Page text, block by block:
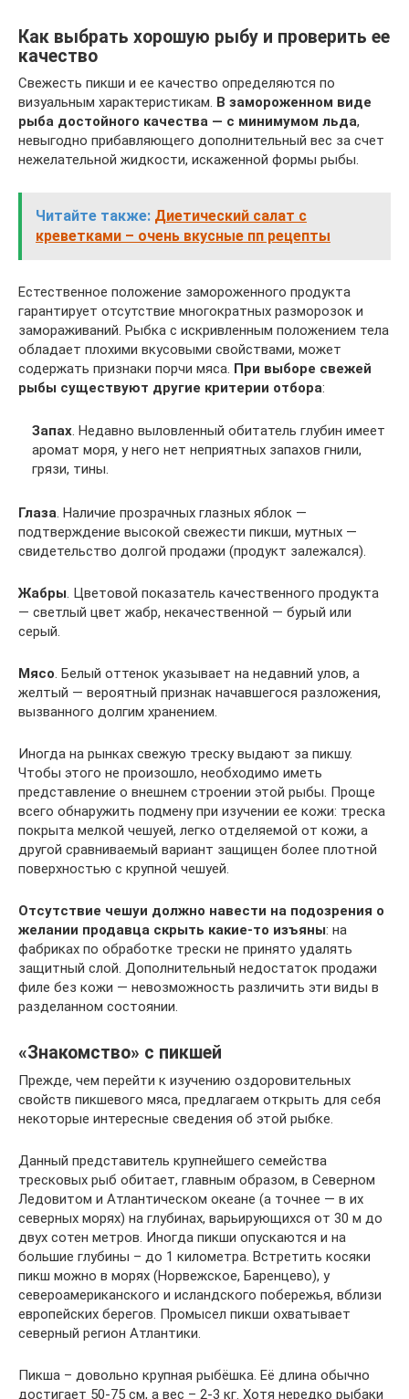
Как выбрать хорошую рыбу и проверить ее
качество
Свежесть пикши и ее качество определяются по
визуальным характеристикам. В замороженном виде
рыба достойного качества — с минимумом льда,
невыгодно прибавляющего дополнительный вес за счет
нежелательной жидкости, искаженной формы рыбы.
Читайте также: Диетический салат с
креветками – очень вкусные пп рецепты
Естественное положение замороженного продукта
гарантирует отсутствие многократных разморозок и
замораживаний. Рыбка с искривленным положением тела
обладает плохими вкусовыми свойствами, может
содержать признаки порчи мяса. При выборе свежей
рыбы существуют другие критерии отбора:
Запах. Недавно выловленный обитатель глубин имеет
аромат моря, у него нет неприятных запахов гнили,
грязи, тины.
Глаза. Наличие прозрачных глазных яблок —
подтверждение высокой свежести пикши, мутных —
свидетельство долгой продажи (продукт залежался).
Жабры. Цветовой показатель качественного продукта
— светлый цвет жабр, некачественной — бурый или
серый.
Мясо. Белый оттенок указывает на недавний улов, а
желтый — вероятный признак начавшегося разложения,
вызванного долгим хранением.
Иногда на рынках свежую треску выдают за пикшу.
Чтобы этого не произошло, необходимо иметь
представление о внешнем строении этой рыбы. Проще
всего обнаружить подмену при изучении ее кожи: треска
покрыта мелкой чешуей, легко отделяемой от кожи, а
другой сравниваемый вариант защищен более плотной
поверхностью с крупной чешуей.
Отсутствие чешуи должно навести на подозрения о
желании продавца скрыть какие-то изъяны: на
фабриках по обработке трески не принято удалять
защитный слой. Дополнительный недостаток продажи
филе без кожи — невозможность различить эти виды в
разделанном состоянии.
«Знакомство» с пикшей
Прежде, чем перейти к изучению оздоровительных
свойств пикшевого мяса, предлагаем открыть для себя
некоторые интересные сведения об этой рыбке.
Данный представитель крупнейшего семейства
тресковых рыб обитает, главным образом, в Северном
Ледовитом и Атлантическом океане (а точнее — в их
северных морях) на глубинах, варьирующихся от 30 м до
двух сотен метров. Иногда пикши опускаются и на
большие глубины – до 1 километра. Встретить косяки
пикш можно в морях (Норвежское, Баренцево), у
североамериканского и исландского побережья, вблизи
европейских берегов. Промысел пикши охватывает
северный регион Атлантики.
Пикша – довольно крупная рыбёшка. Её длина обычно
достигает 50-75 см, а вес – 2-3 кг. Хотя нередко рыбаки